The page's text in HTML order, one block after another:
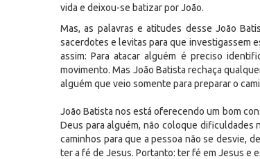
vida e deixou-se batizar por João.
Mas, as palavras e atitudes desse João
sacerdotes e levitas para que investigassem
assim: Para atacar alguém é preciso
movimento. Mas João Batista rechaça
alguém que veio somente para preparar o
João Batista nos está oferecendo um bom
Deus para alguém, não coloque dificuldades
caminhos para que a pessoa não se desvie,
ter a fé de Jesus. Portanto: ter fé em Jesus e